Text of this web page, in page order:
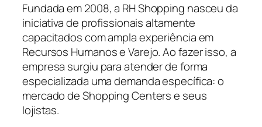
Fundada em 2008, a RH Shopping nasceu da
iniciativa de profissionais altamente
capacitados com ampla experiência em
Recursos Humanos e Varejo. Ao fazer isso, a
empresa surgiu para atender de forma
especializada uma demanda específica: o
mercado de Shopping Centers e seus
lojistas.